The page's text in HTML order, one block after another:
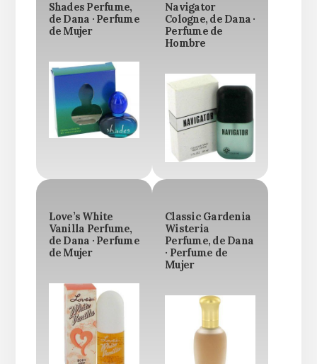
Shades Perfume,
de Dana · Perfume
de Mujer
Navigator
Cologne, de Dana ·
Perfume de
Hombre
Love’s White
Vanilla Perfume,
de Dana · Perfume
de Mujer
Classic Gardenia
Wisteria
Perfume, de Dana
· Perfume de
Mujer